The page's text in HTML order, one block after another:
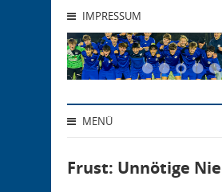
IMPRESSUM
MENÜ
Frust: Unnötige